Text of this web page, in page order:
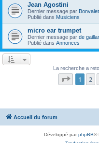
Jean Agostini
Dernier message par Bonvalet
Publié dans Musiciens
micro ear trumpet
Dernier message par de
Publié dans Annonces
La recherche a
Page 1
1 2
Accueil du forum
Développé parphpBB®